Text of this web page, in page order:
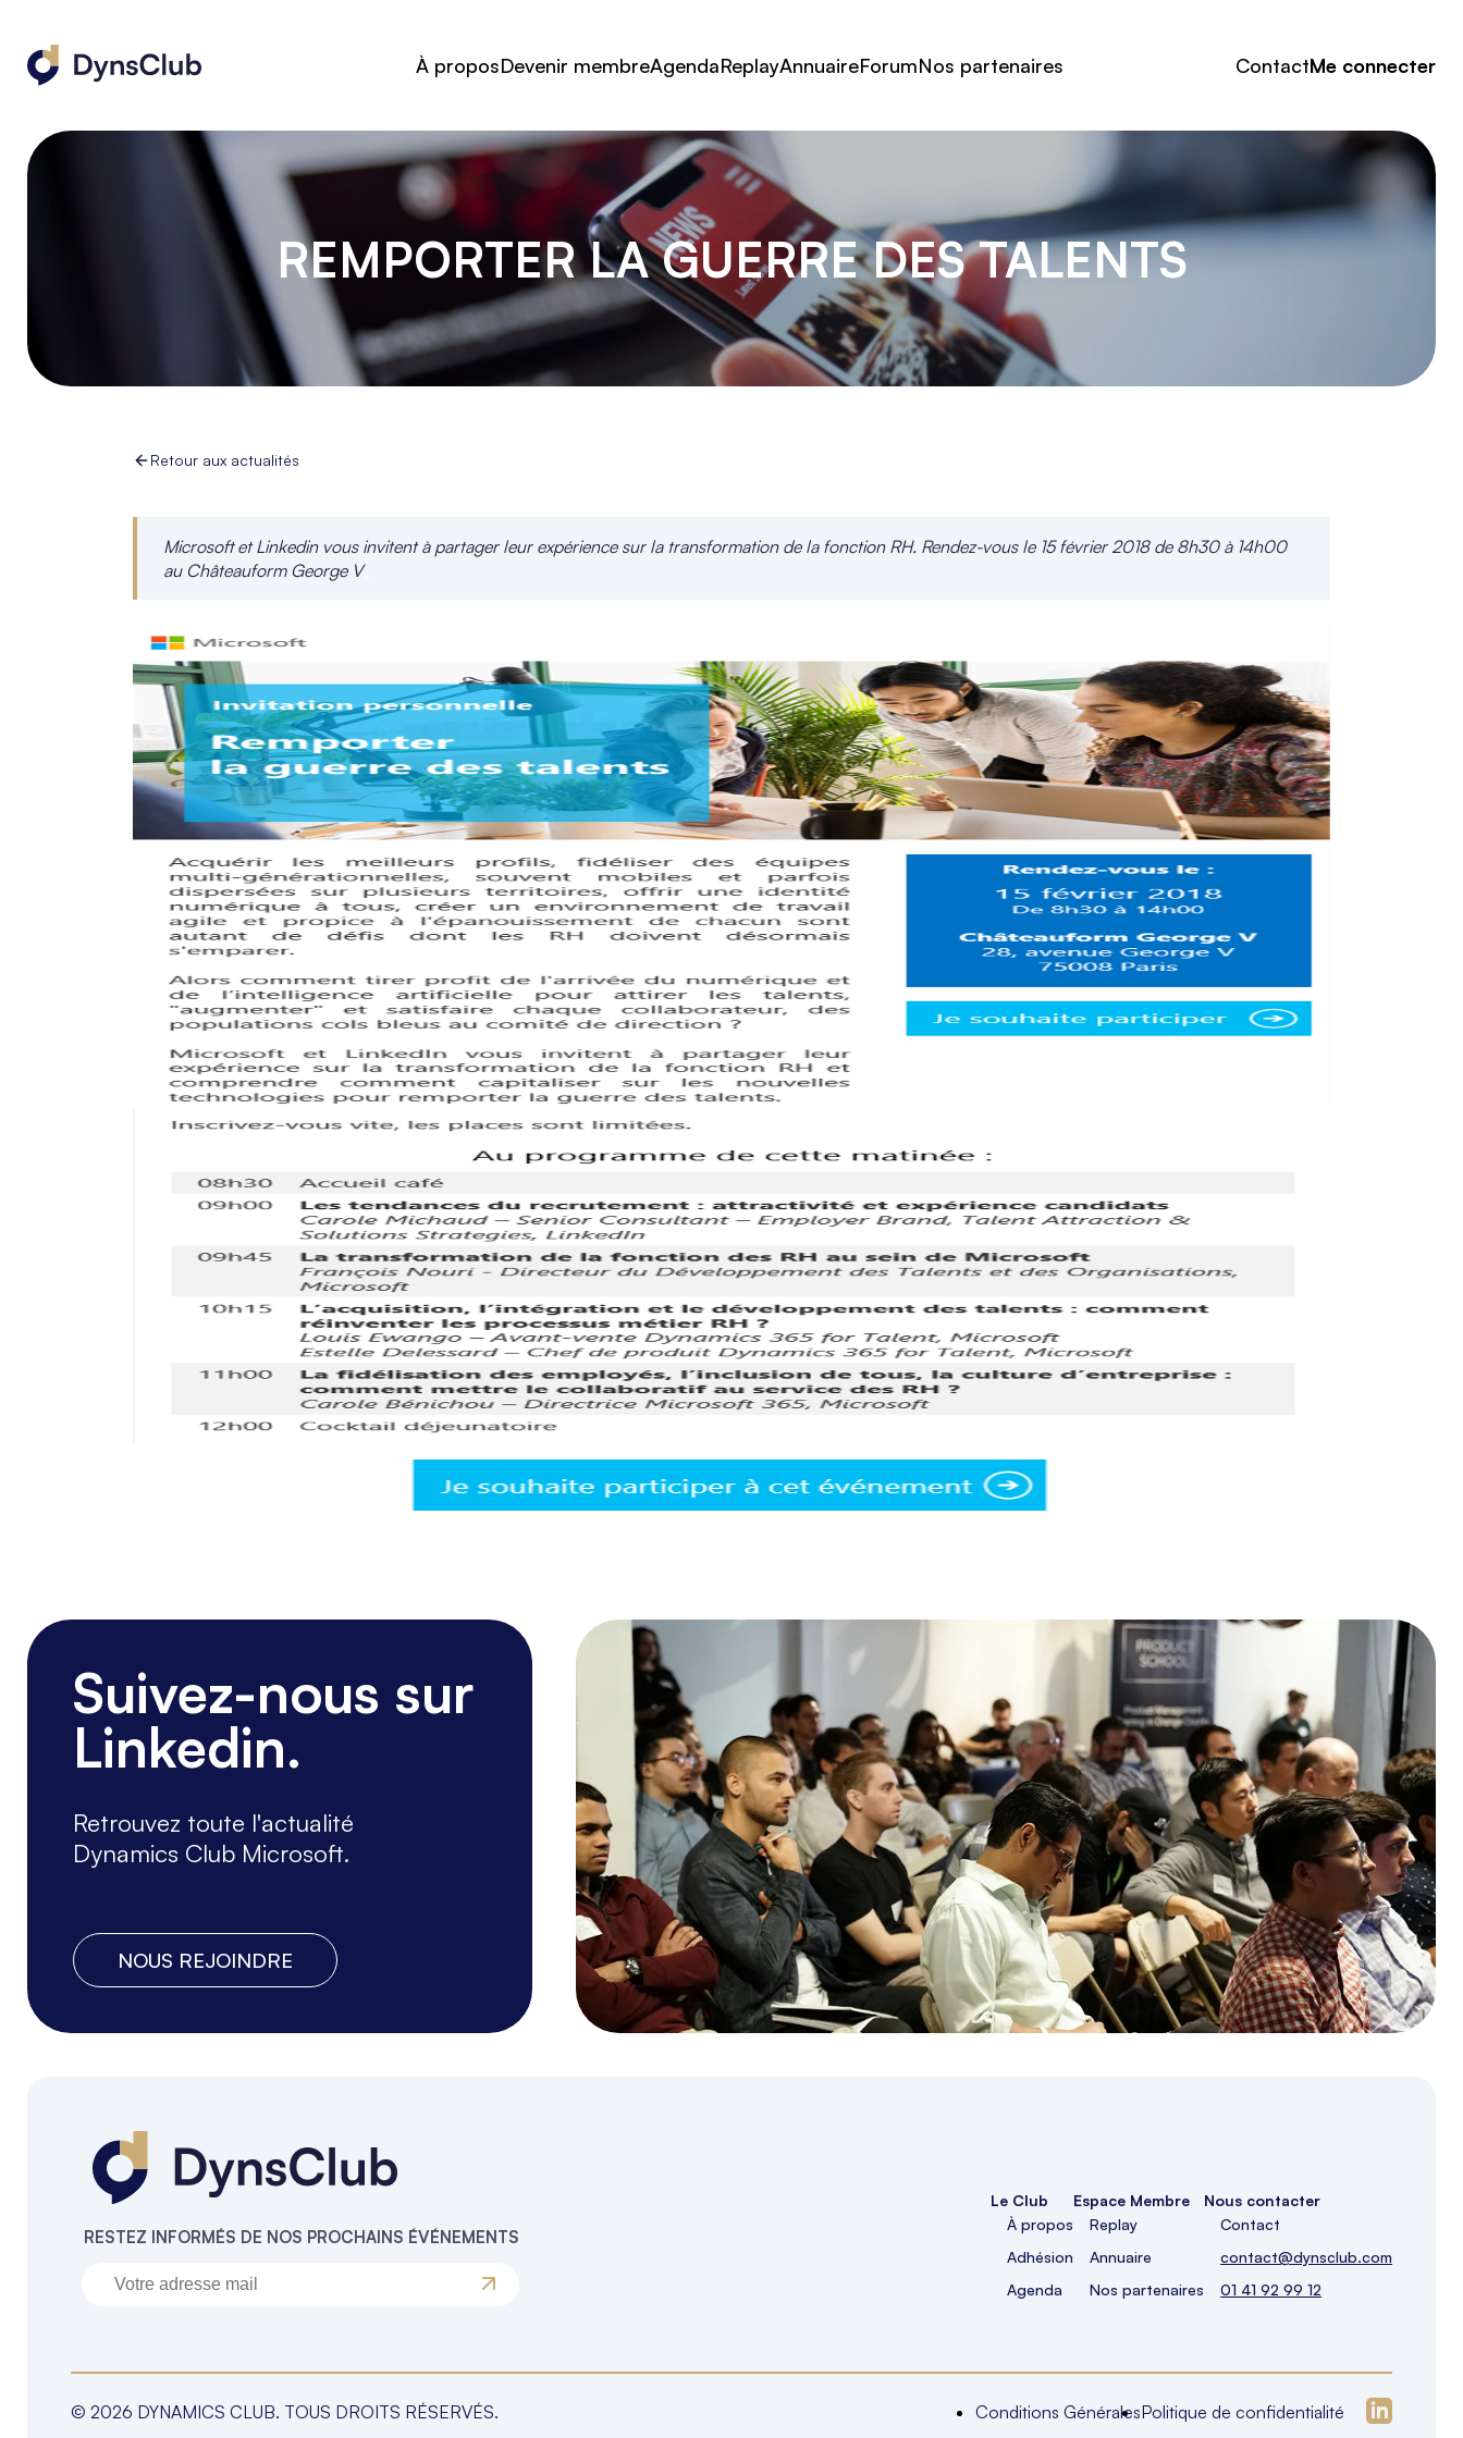
À proposDevenir membreAgendaReplayAnnuaireForumNos partenaires ContactMe connecter
REMPORTER LA GUERRE DES TALENTS
Retour aux actualités
Microsoft et Linkedin vous invitent à partager leur expérience sur la transformation de la fonction RH. Rendez-vous le 15 février 2018 de 8h30 à 14h00
au Châteauform George V_
Suivez-nous sur
Linkedin.
Retrouvez toute l'actualité
Dynamics Club Microsoft.
NOUS REJOINDRE
RESTEZ INFORMÉS DE NOS PROCHAINS ÉVÉNEMENTS
Le Club
À propos
Adhésion
Agenda
Espace Membre
Replay
Annuaire
Nos partenaires
Nous contacter
Contact
contact@dynsclub.com
01 41 92 99 12
© 2026 DYNAMICS CLUB. TOUS DROITS RÉSERVÉS. Conditions GénéralesPolitique de confidentialité